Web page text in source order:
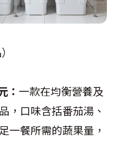
： 一款在均衡營養及
，口味含括番茄湯、
一餐所需的蔬果量，